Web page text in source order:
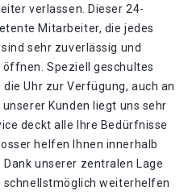
verlassen. Dieser 24-
Mitarbeiter, die jedes
sehr zuverlässig und
öffnen. Speziell geschultes
Uhr zur Verfügung, auch an
Kunden liegt uns sehr
deckt alle Ihre Bedürfnisse
helfen Ihnen innerhalb
unserer zentralen Lage
schnellstmöglich weiterhelfen